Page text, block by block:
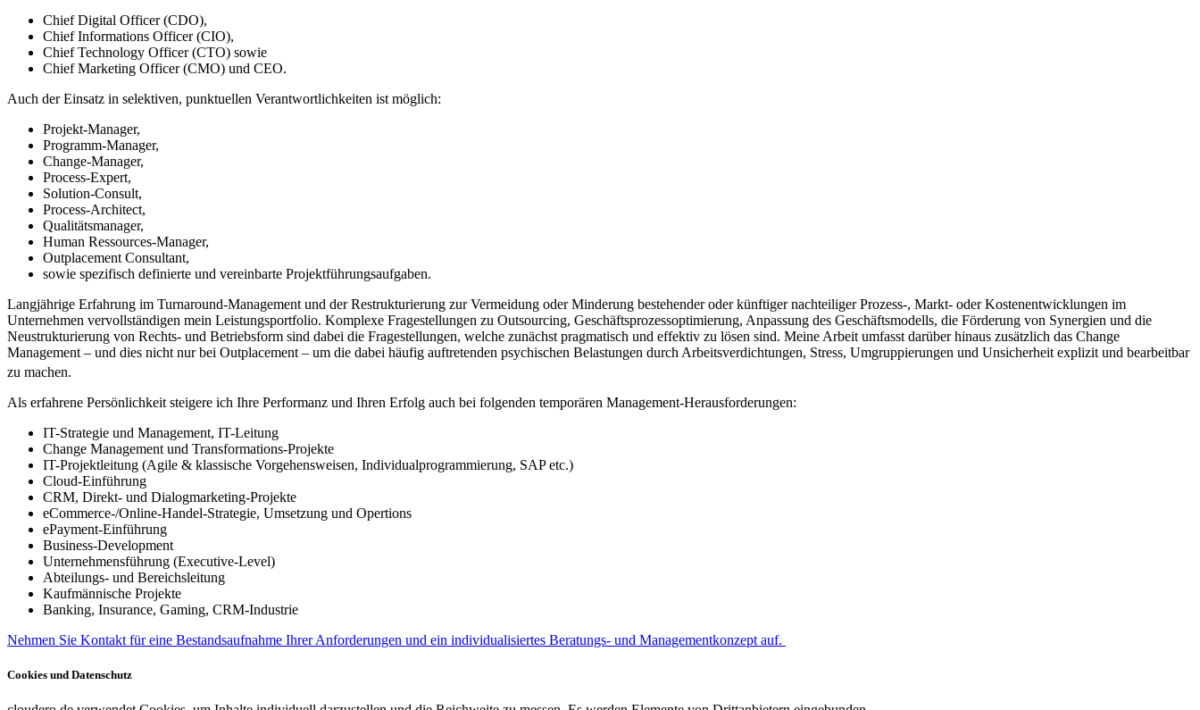
Chief Digital Officer (CDO),
Chief Informations Officer (CIO),
Chief Technology Officer (CTO) sowie
Chief Marketing Officer (CMO) und CEO.
Auch der Einsatz in selektiven, punktuellen Verantwortlichkeiten ist möglich:
Projekt-Manager,
Programm-Manager,
Change-Manager,
Process-Expert,
Solution-Consult,
Process-Architect,
Qualitätsmanager,
Human Ressources-Manager,
Outplacement Consultant,
sowie spezifisch definierte und vereinbarte Projektführungsaufgaben.
Langjährige Erfahrung im Turnaround-Management und der Restrukturierung zur Vermeidung oder Minderung bestehender oder künftiger nachteiliger Prozess-, Markt- oder Kostenentwicklungen im
Unternehmen vervollständigen mein Leistungsportfolio. Komplexe Fragestellungen zu Outsourcing, Geschäftsprozessoptimierung, Anpassung des Geschäftsmodells, die Förderung von Synergien und die
Neustrukturierung von Rechts- und Betriebsform sind dabei die Fragestellungen, welche zunächst pragmatisch und effektiv zu lösen sind. Meine Arbeit umfasst darüber hinaus zusätzlich das Change
Management – und dies nicht nur bei Outplacement – um die dabei häufig auftretenden psychischen Belastungen durch Arbeitsverdichtungen, Stress, Umgruppierungen und Unsicherheit explizit und bearbeitbar
zu machen.
Als erfahrene Persönlichkeit steigere ich Ihre Performanz und Ihren Erfolg auch bei folgenden temporären Management-Herausforderungen:
IT-Strategie und Management, IT-Leitung
Change Management und Transformations-Projekte
IT-Projektleitung (Agile & klassische Vorgehensweisen, Individualprogrammierung, SAP etc.)
Cloud-Einführung
CRM, Direkt- und Dialogmarketing-Projekte
eCommerce-/Online-Handel-Strategie, Umsetzung und Opertions
ePayment-Einführung
Business-Development
Unternehmensführung (Executive-Level)
Abteilungs- und Bereichsleitung
Kaufmännische Projekte
Banking, Insurance, Gaming, CRM-Industrie
Nehmen Sie Kontakt für eine Bestandsaufnahme Ihrer Anforderungen und ein individualisiertes Beratungs- und Managementkonzept auf.
Cookies und Datenschutz